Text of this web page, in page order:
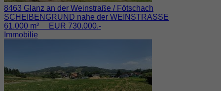
8463 Glanz an der Weinstraße / Fötschach
SCHEIBENGRUND nahe der WEINSTRASSE
61.000 m² EUR 730.000.-
Immobilie